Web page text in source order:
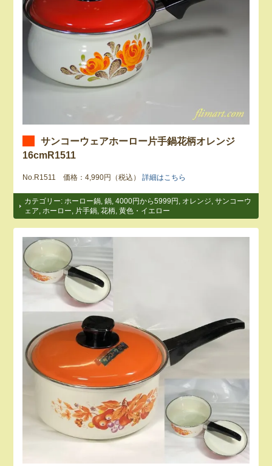
サンコーウェアホーロー片手鍋花柄オレンジ
16cmR1511
No.R1511 価格：4,990円（税込）詳細はこちら
カテゴリー: ホーロー鍋 ,鍋 ,4000円から5999円 オレンジ ,サンコーウ
ェア
ホーロー 片手鍋 ,花柄 ,黄色・イエロー